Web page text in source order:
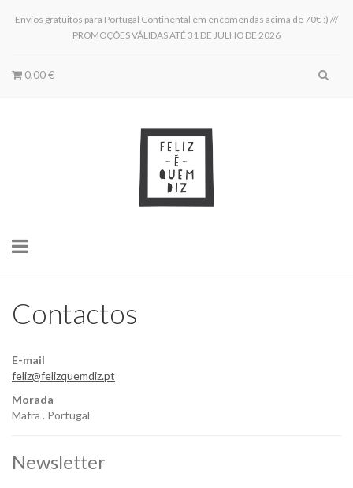
Envios gratuitos para Portugal Continental em encomendas acima de 70€ :) ///
PROMOÇÕES VÁLIDAS ATÉ 31 DE JULHO DE 2026
0,00 €
Toggle
Contactos
E-mail
feliz@felizquemdiz.pt
Morada
Mafra . Portugal
Newsletter